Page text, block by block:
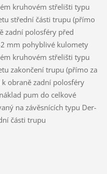
kruhovém střelišti typu
střední části trupu (přímo
zadní polosféry před
mm pohyblivé kulomety
kruhovém střelišti typu
zakončení trupu (přímo za
obraně zadní polosféry
pum do celkové
na závěsnících typu Der-
části trupu